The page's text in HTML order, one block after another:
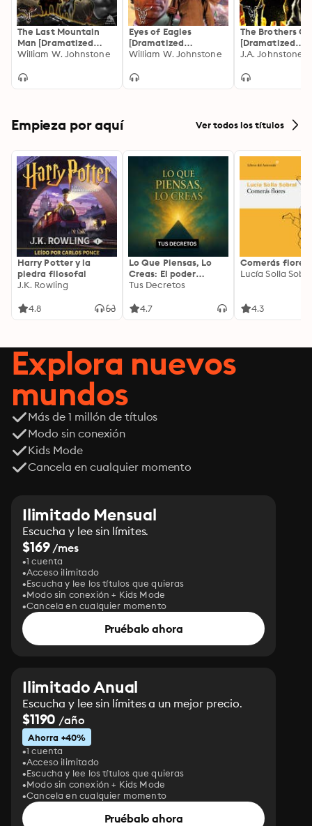
The Last Mountain
Man [Dramatized
Adaptation]: Smoke
Man 1
William W. Johnstone
Eyes of Eagles
[Dramatized
Adaptation]: Eagles 1
William W. Johnstone
The Brothers
[Dramatized
Adaptation]:
Empieza por aquí Ver todos los títulos
Harry Potter y la
piedra filosofal
J.K. Rowling
4.8
Lo Que Piensas, Lo
Creas: El poder
invisible de tus
tu energía para
Tus Decretos
4.7
Comerás flores
Lucía Solla
4.3
Explora nuevos
mundos
Más de 1 millón de títulos
Modo sin conexión
Kids Mode
Cancela en cualquier momento
Ilimitado Mensual
Escucha y lee sin límites.
$169/mes
1 cuenta
Acceso ilimitado
Escucha y lee los títulos que quieras
Modo sin conexión + Kids Mode
Cancela en cualquier momento
Pruébalo ahora
Ilimitado Anual
Escucha y lee sin límites a un mejor precio.
$1190 /año
Ahorra +40%
1 cuenta
Acceso ilimitado
Escucha y lee los títulos que quieras
Modo sin conexión + Kids Mode
Cancela en cualquier momento
Pruébalo ahora